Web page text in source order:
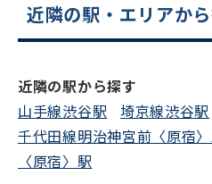
電話でお
近隣の駅・エリアか
近隣の駅から探す
山手線渋谷駅
埼京線渋谷駅
千代田線明治神宮前〈原宿
〈原宿〉駅